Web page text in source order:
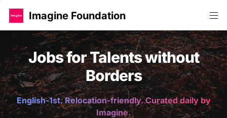
Imagine Foundation
Jobs for Talents without
Borders
English-1st. Relocation-friendly. Curated daily by
Imagine.